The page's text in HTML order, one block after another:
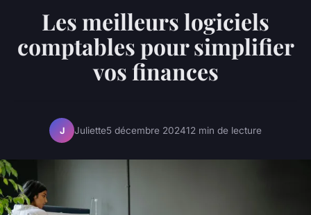
Les meilleurs logiciels
comptables pour simplifier
vos finances
J Juliette5 décembre 202412 min de lecture